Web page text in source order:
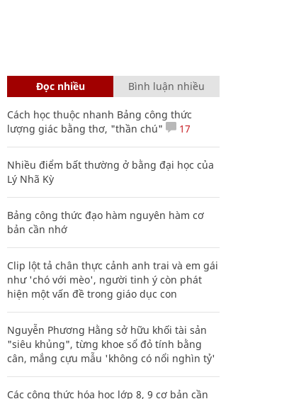
Đọc nhiều Bình luận nhiều
Cách học thuộc nhanh Bảng công thức
lượng giác bằng thơ, "thần chú"
17
Nhiều điểm bất thường ở bằng đại học của
Lý Nhã Kỳ
Bảng công thức đạo hàm nguyên hàm cơ
bản cần nhớ
Clip lột tả chân thực cảnh anh trai và em gái
như 'chó với mèo', người tinh ý còn phát
hiện một vấn đề trong giáo dục con
Nguyễn Phương Hằng sở hữu khối tài sản
"siêu khủng", từng khoe sổ đỏ tính bằng
cân, mắng cựu mẫu 'không có nổi nghìn tỷ'
Các công thức hóa học lớp 8, 9 cơ bản cần